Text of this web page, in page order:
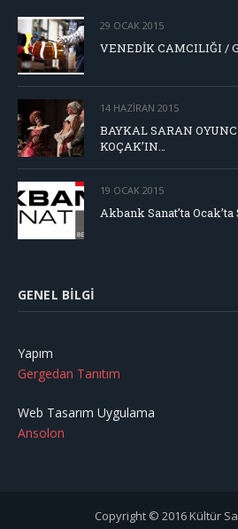
29 OCAK 2015
VENEDİK CAMCILIĞI /
14 HAZIRAN 2015
BAYKAL SARAN
KOÇAK’IN…
19 OCAK 2015
Akbank Sanat’ta
GENEL BILGI
Yapım
Gergedan Tanıtım
Web Tasarım Uygulama
Ansolon
Copyright © 2016 Kültür